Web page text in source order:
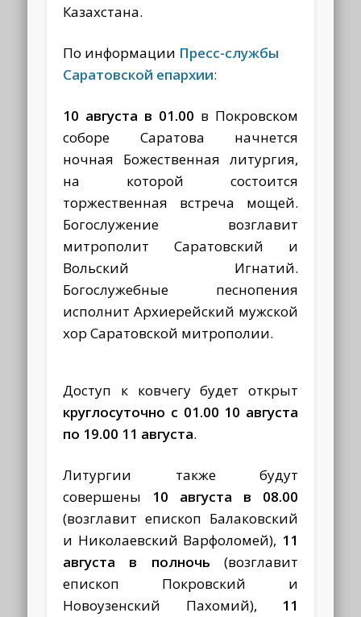
Казахстана.
По информации Пресс-службы
Саратовской епархии:
10 августа в 01.00 в Покровском
соборе Саратова начнется
ночная Божественная литургия,
на которой состоится
торжественная встреча мощей.
Богослужение возглавит
митрополит Саратовский и
Вольский Игнатий.
Богослужебные песнопения
исполнит Архиерейский мужской
хор Саратовской митрополии.
Доступ к ковчегу будет открыт
круглосуточно с 01.00 10 августа
по 19.00 11 августа.
Литургии также будут
совершены 10 августа в 08.00
(возглавит епископ Балаковский
и Николаевский Варфоломей), 11
августа в полночь (возглавит
епископ Покровский и
Новоузенский Пахомий), 11